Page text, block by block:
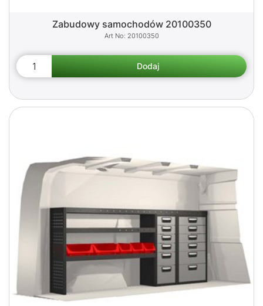
Zabudowy samochodów 20100350
20100350